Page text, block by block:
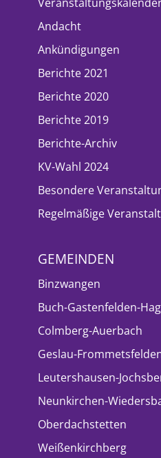
Andacht
Ankündigungen
Berichte 2021
Berichte 2020
Berichte 2019
Berichte-Archiv
KV-Wahl 2024
Besondere
Regelmäßige
GEMEINDEN
Binzwangen
Buch-Gastenfelden-
Colmberg-Auerbach
Geslau-
Leutershausen-
Neunkirchen-
Oberdachstetten
Weißenkirchberg